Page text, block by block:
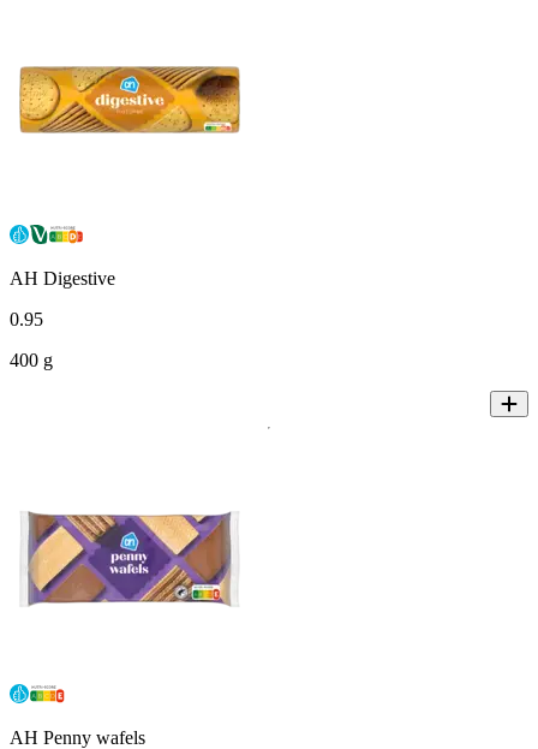
AH Digestive
0.95
400 g
AH Penny wafels